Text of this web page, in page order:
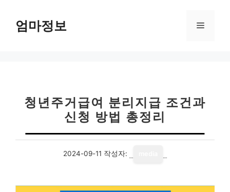
엄마정보 메
청년주거급여 분리지급 조건과
신청 방법 총정리
2024-09-11 작성자: